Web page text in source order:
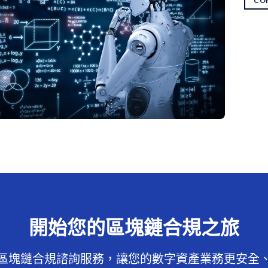
開始您的區塊鏈合規之旅
塊鏈合規諮詢服務，讓您的數字資產業務更安全